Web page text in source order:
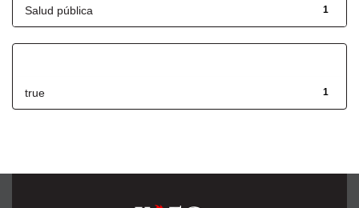
1
Salud pública
1
true